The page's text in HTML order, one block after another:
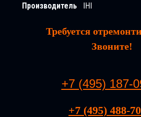
Производитель
IHI
Требуется
Звоните!
+7 (495) 187-
+7 (495) 488-